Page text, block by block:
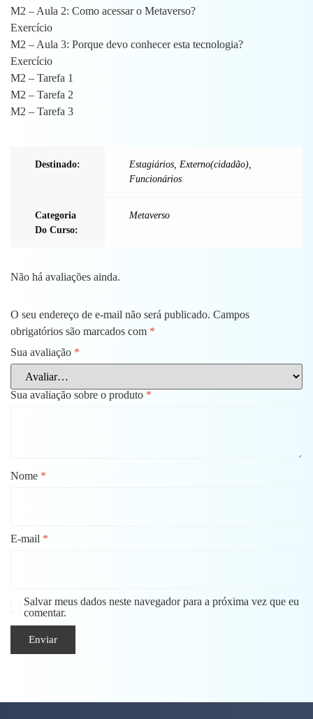
M2 – Aula 2: Como acessar o Metaverso?
Exercício
M2 – Aula 3: Porque devo conhecer esta tecnologia?
Exercício
M2 – Tarefa 1
M2 – Tarefa 2
M2 – Tarefa 3
Destinado: Estagiários Externo(cidadão)
Funcionários
Categoria
Do Curso:
Metaverso
Não há avaliações ainda.
O seu endereço de e-mail não será publicado. Campos
obrigatórios são marcados com *
Sua avaliação *
Sua avaliação sobre o produto *
Nome *
E-mail *
Salvar meus dados neste navegador para a próxima vez que eu
comentar.